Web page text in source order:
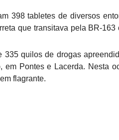
398 tabletes de diversos
que transitava pela BR-163
quilos de drogas
Pontes e Lacerda. Nesta
flagrante.